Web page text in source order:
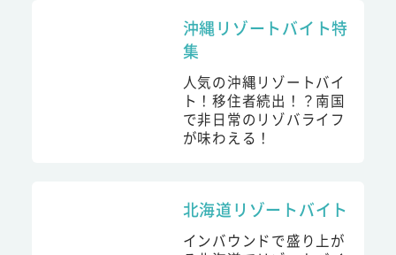
沖縄リゾートバイト特
集
人気の沖縄リゾートバイ
ト！移住者続出！？南国
で非日常のリゾバライフ
が味わえる！
北海道リゾートバイト
インバウンドで盛り上が